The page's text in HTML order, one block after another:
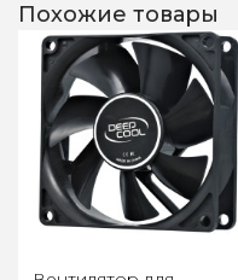
Похожие товары